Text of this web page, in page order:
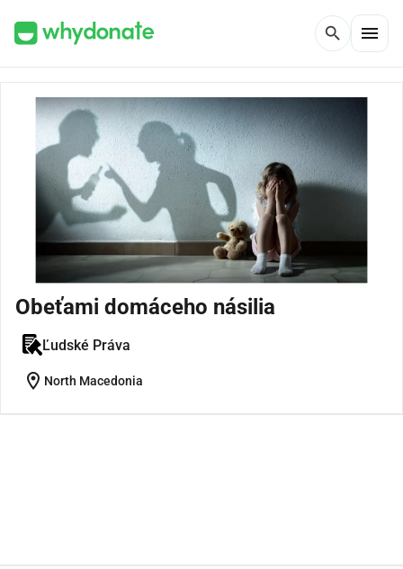
search menu
Obeťami domáceho násilia
Ľudské Práva
location_on North Macedonia